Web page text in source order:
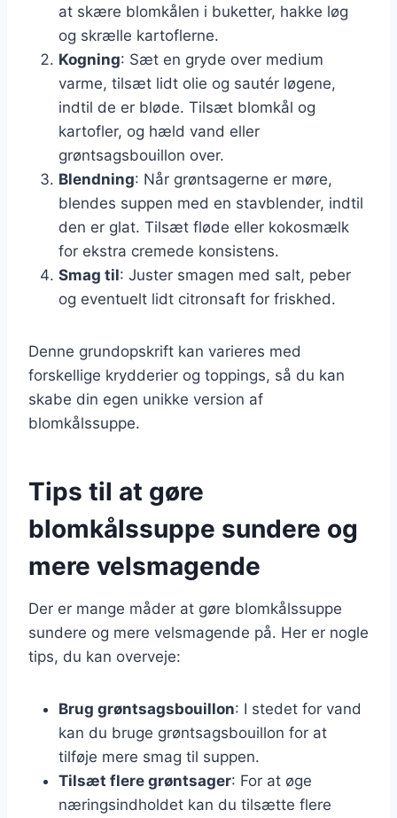
at skære blomkålen i buketter, hakke løg
og skrælle kartoflerne.
Kogning: Sæt en gryde over medium
varme, tilsæt lidt olie og sautér løgene,
indtil de er bløde. Tilsæt blomkål og
kartofler, og hæld vand eller
grøntsagsbouillon over.
Blendning: Når grøntsagerne er møre,
blendes suppen med en stavblender, indtil
den er glat. Tilsæt fløde eller kokosmælk
for ekstra cremede konsistens.
Smag til: Juster smagen med salt, peber
og eventuelt lidt citronsaft for friskhed.
Denne grundopskrift kan varieres med
forskellige krydderier og toppings, så du kan
skabe din egen unikke version af
blomkålssuppe.
Tips til at gøre
blomkålssuppe sundere og
mere velsmagende
Der er mange måder at gøre blomkålssuppe
sundere og mere velsmagende på. Her er nogle
tips, du kan overveje:
Brug grøntsagsbouillon: I stedet for vand
kan du bruge grøntsagsbouillon for at
tilføje mere smag til suppen.
Tilsæt flere grøntsager: For at øge
næringsindholdet kan du tilsætte flere